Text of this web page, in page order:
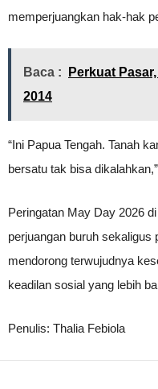
memperjuangkan hak-hak
Baca :
Perkuat
2014
“Ini Papua Tengah. Tanah
bersatu tak bisa
Peringatan May Day 2026
perjuangan buruh sekaligus
mendorong terwujudnya
keadilan sosial yang lebih
Penulis: Thalia Febiola